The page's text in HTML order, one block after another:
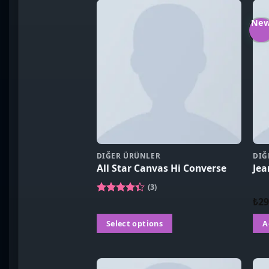
DIĞER ÜRÜNLER
All Star Canvas Hi Converse
of 5
(3)
Select options
₺